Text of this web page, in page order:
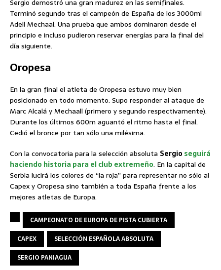
Sergio demostró una gran madurez en las semifinales.
Terminó segundo tras el campeón de España de los 3000ml
Adell Mechaal. Una prueba que ambos dominaron desde el
principio e incluso pudieron reservar energías para la final del
día siguiente.
Oropesa
En la gran final el atleta de Oropesa estuvo muy bien
posicionado en todo momento. Supo responder al ataque de
Marc Alcalá y Mechaall (primero y segundo respectivamente).
Durante los últimos 600m aguantó el ritmo hasta el final.
Cedió el bronce por tan sólo una milésima.
Con la convocatoria para la selección absoluta Sergio seguirá
haciendo historia para el club extremeño. En la capital de
Serbia lucirá los colores de “la roja” para representar no sólo al
Capex y Oropesa sino también a toda España frente a los
mejores atletas de Europa.
CAMPEONATO DE EUROPA DE PISTA CUBIERTA
CAPEX
SELECCIÓN ESPAÑOLA ABSOLUTA
SERGIO PANIAGUA